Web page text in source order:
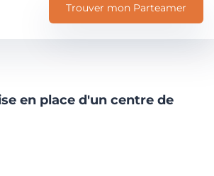
Trouver mon Parteamer
en place d'un centre de